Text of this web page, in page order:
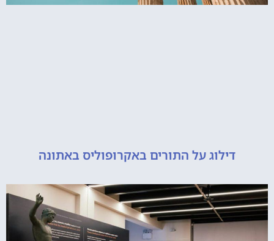
דילוג על התורים באקרופוליס באתונה